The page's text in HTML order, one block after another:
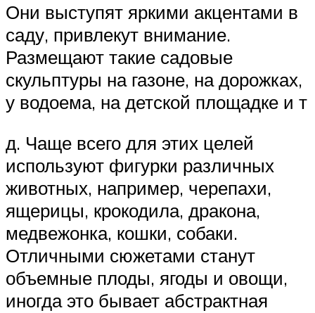
Они выступят яркими акцентами в
саду, привлекут внимание.
Размещают такие садовые
скульптуры на газоне, на дорожках,
у водоема, на детской площадке и т
д. Чаще всего для этих целей
используют фигурки различных
животных, например, черепахи,
ящерицы, крокодила, дракона,
медвежонка, кошки, собаки.
Отличными сюжетами станут
объемные плоды, ягоды и овощи,
иногда это бывает абстрактная